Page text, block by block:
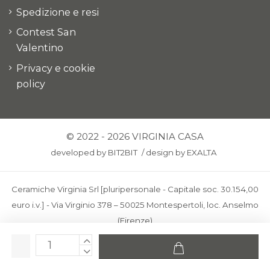
Spedizione e resi
Contest San
Valentino
Privacy e cookie
policy
© 2022 - 2026 VIRGINIA CASA
developed by BIT2BIT /design by EXALTA
Ceramiche Virginia Srl [pluripersonale - Capitale soc. 30.154,00
euro i.v.] - Via Virginio 378 – 50025 Montespertoli, loc. Anselmo
(Firenze)
C.F. e P.IVA: IT00436100481 - REA: FI-227733 - PEC:
ceramichevirginia@pec.it